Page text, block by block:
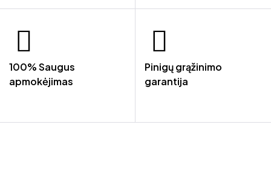
100% Saugus
apmokėjimas
Pinigų grąžinimo
garantija